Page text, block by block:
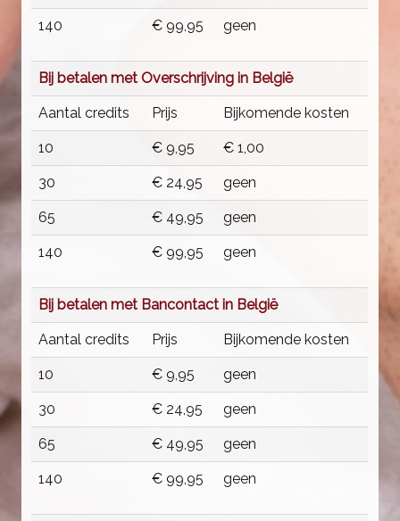
140 € 99,95 geen
Bij betalen met Overschrijving in België
Aantal credits Prijs Bijkomende kosten
10 € 9,95 € 1,00
30 € 24,95 geen
65 € 49,95 geen
140 € 99,95 geen
Bij betalen met Bancontact in België
Aantal credits Prijs Bijkomende kosten
10 € 9,95 geen
30 € 24,95 geen
65 € 49,95 geen
140 € 99,95 geen